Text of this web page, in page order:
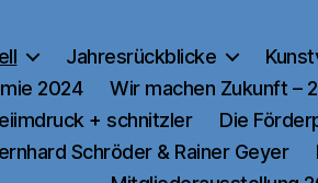
Jahresrückblicke
2024
Wir machen Zukunft –
+ schnitzler
Die
Schröder & Rainer Geyer